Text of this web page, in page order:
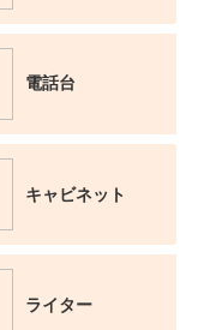
電話台
キャビネット
ライター